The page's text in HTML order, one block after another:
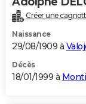
Créer une
Naissance
29/08/1909 à
Décès
18/01/1999 à